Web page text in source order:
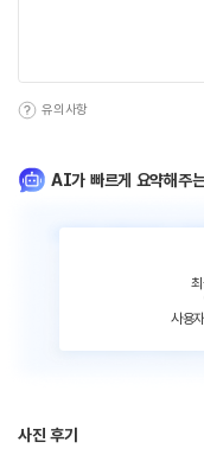
유의사항
AI가 빠르게 요약해주
사용
사진 후기